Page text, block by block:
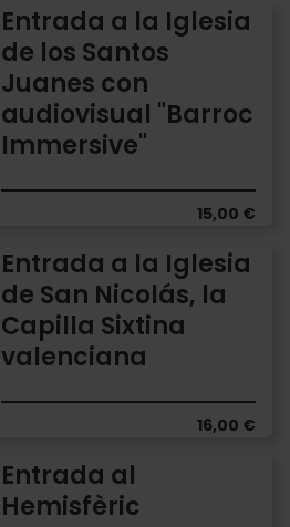
Entrada a la Iglesia
de los Santos
Juanes con
audiovisual "Barroc
Immersive"
15,00 €
Entrada a la Iglesia
de San Nicolás, la
Capilla Sixtina
valenciana
16,00 €
Entrada al
Hemisfèric